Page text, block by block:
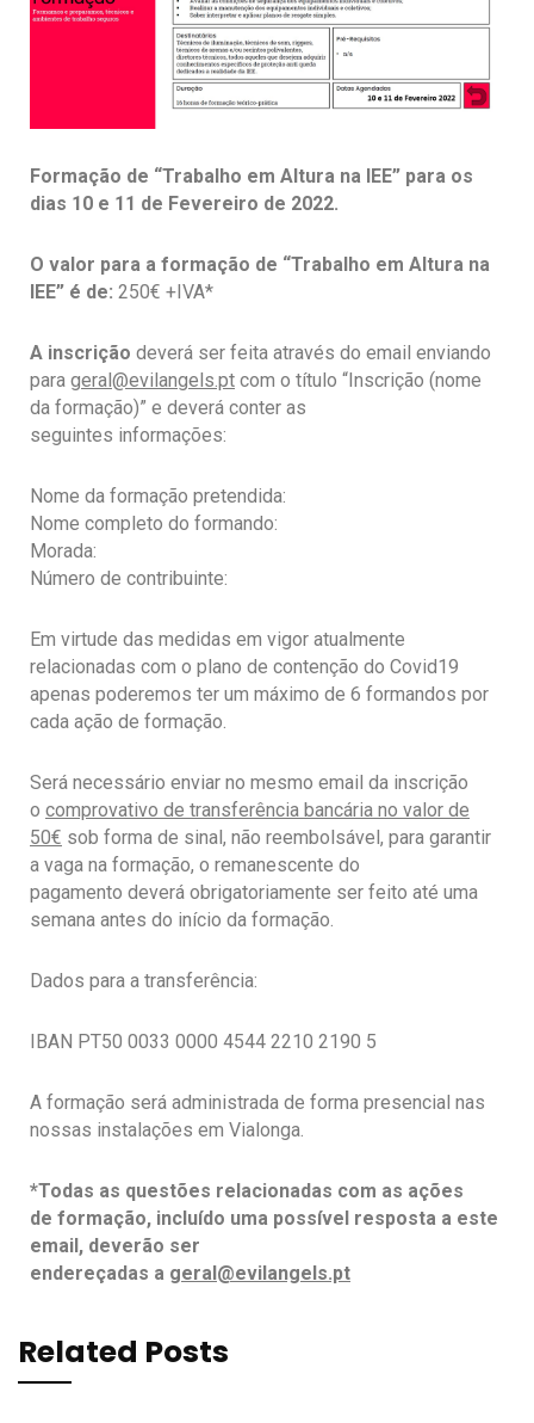
Formação de “Trabalho em Altura na IEE” para os
dias 10 e 11 de Fevereiro de 2022.
O valor para a formação de “Trabalho em Altura na
IEE” é de: 250€ +IVA*
A inscrição deverá ser feita através do email enviando
para geral@evilangels.pt com o título “Inscrição (nome
da formação)” e deverá conter as
seguintes informações:
Nome da formação pretendida:
Nome completo do formando:
Morada:
Número de contribuinte:
Em virtude das medidas em vigor atualmente
relacionadas com o plano de contenção do Covid19
apenas poderemos ter um máximo de 6 formandos por
cada ação de formação.
Será necessário enviar no mesmo email da inscrição
o comprovativo de transferência bancária no valor de
50€ sob forma de sinal, não reembolsável, para garantir
a vaga na formação, o remanescente do
pagamento deverá obrigatoriamente ser feito até uma
semana antes do início da formação.
Dados para a transferência:
IBAN PT50 0033 0000 4544 2210 2190 5
A formação será administrada de forma presencial nas
nossas instalações em Vialonga.
*Todas as questões relacionadas com as ações
de formação, incluído uma possível resposta a este
email, deverão ser
endereçadas a geral@evilangels.pt
Related Posts